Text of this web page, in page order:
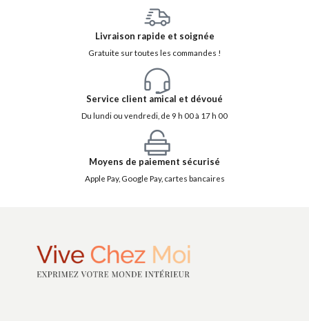
Livraison rapide et soignée
Gratuite sur toutes les commandes !
Service client amical et dévoué
Du lundi ou vendredi, de 9 h 00 à 17 h 00
Moyens de paiement sécurisé
Apple Pay, Google Pay, cartes bancaires